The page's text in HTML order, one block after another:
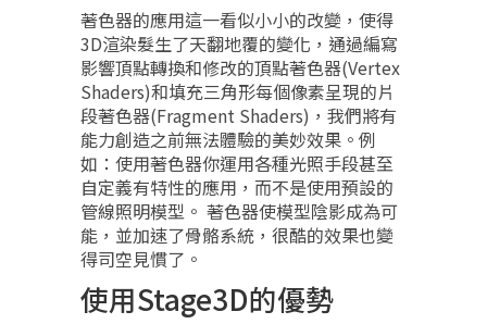
著色器的應用這一看似小小的改變，使得
3D渲染髮生了天翻地覆的變化，通過編寫
影響頂點轉換和修改的頂點著色器(Vertex
Shaders)和填充三角形每個像素呈現的片
段著色器(Fragment Shaders)，我們將有
能力創造之前無法體驗的美妙效果。例
如：使用著色器你運用各種光照手段甚至
自定義有特性的應用，而不是使用預設的
管線照明模型。 著色器使模型陰影成為可
能，並加速了骨骼系統，很酷的效果也變
得司空見慣了。
使用Stage3D的優勢